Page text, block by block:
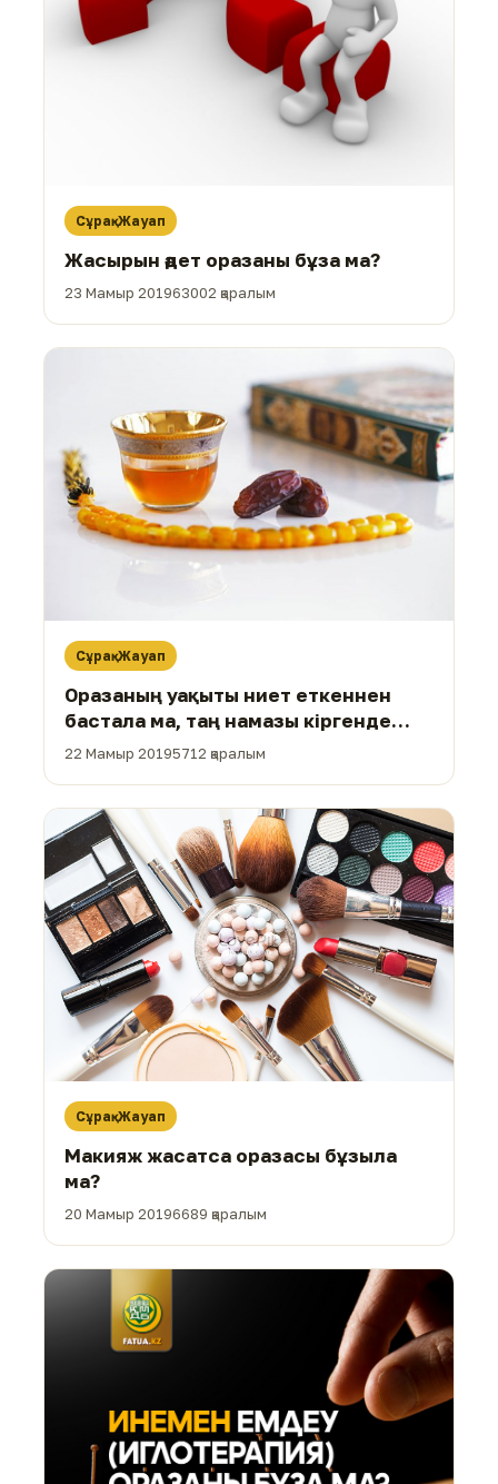
Сұрақ-Жауап
Жасырын әдет оразаны бұза ма?
23 Мамыр 201963002 қаралым
Сұрақ-Жауап
Оразаның уақыты ниет еткеннен
бастала ма, таң намазы кіргенде
бастала ма?
22 Мамыр 20195712 қаралым
Сұрақ-Жауап
Макияж жасатса оразасы бұзыла
ма?
20 Мамыр 20196689 қаралым